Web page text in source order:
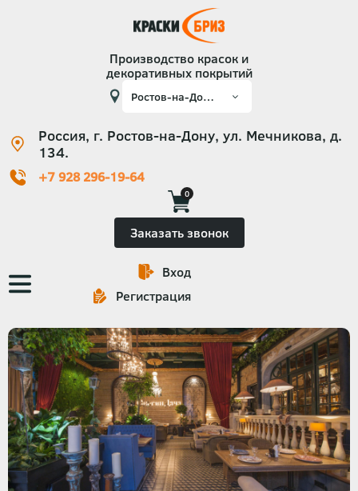
Производство красок и
декоративных покрытий
Россия, г. Ростов-на-Дону, ул. Мечникова, д.
134.
+7 928 296-19-64
0
Заказать звонок
Основная
навигация
Вход
Регистрация